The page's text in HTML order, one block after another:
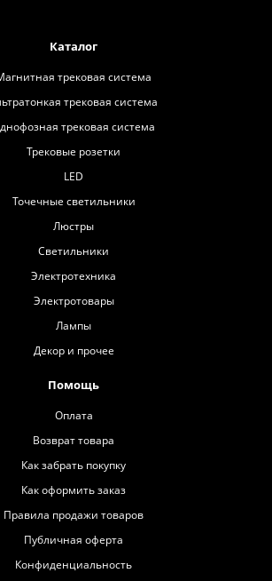
Каталог
трековая система
трековая система
трековая система
Трековые розетки
LED
Точечные светильники
Люстры
Светильники
Электротехника
Электротовары
Лампы
Декор и прочее
Помощь
Оплата
Возврат товара
Как забрать покупку
Как оформить заказ
Правила продажи товаров
Публичная оферта
Конфиденциальность